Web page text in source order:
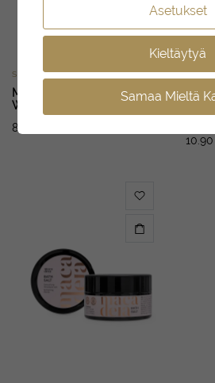
SUIHKUGEELIT
MACADEIA Body
Wash Relaxing Coffee 300 ml
8.90
On
50 ml
10.90
Asetukset
Kieltäytyä
Samaa Mieltä